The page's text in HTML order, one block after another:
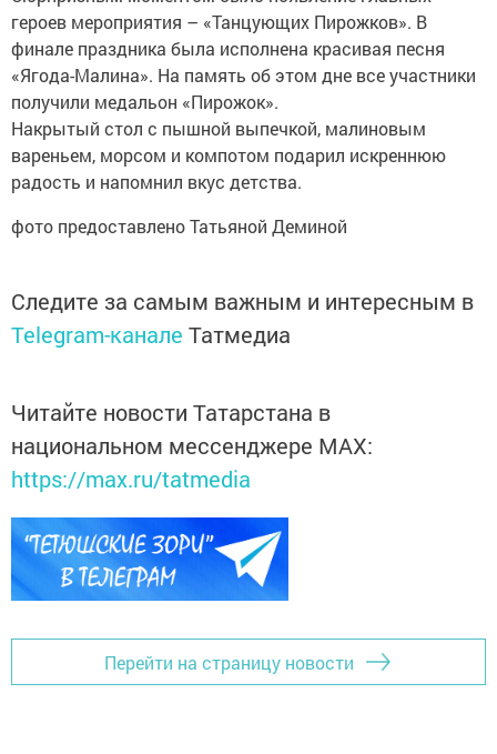
героев мероприятия – «Танцующих Пирожков». В
финале праздника была исполнена красивая песня
«Ягода-Малина». На память об этом дне все участники
получили медальон «Пирожок».
Накрытый стол с пышной выпечкой, малиновым
вареньем, морсом и компотом подарил искреннюю
радость и напомнил вкус детства.
фото предоставлено Татьяной Деминой
Следите за самым важным и интересным в
Telegram-канале Татмедиа
Читайте новости Татарстана в
национальном мессенджере MАХ:
https://max.ru/tatmedia
Перейти на страницу новости